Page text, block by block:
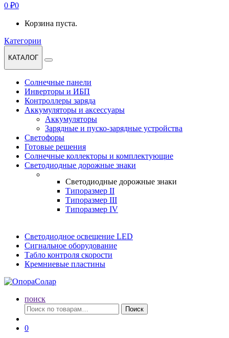
0 ₽0
Корзина пуста.
Категории
КАТАЛОГ
Солнечные панели
Инверторы и ИБП
Контроллеры заряда
Аккумуляторы и аксессуары
Аккумуляторы
Зарядные и пуско-зарядные устройства
Светофоры
Готовые решения
Солнечные коллекторы и комплектующие
Светодиодные дорожные знаки
Светодиодные дорожные знаки
Типоразмер II
Типоразмер III
Типоразмер IV
Светодиодное освещение LED
Сигнальное оборудование
Табло контроля скорости
Кремниевые пластины
поиск
Искать:
Поиск
0